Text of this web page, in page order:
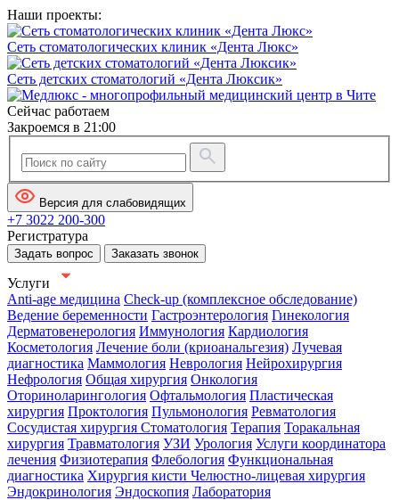
Наши проекты:
Сеть стоматологических клиник «Дента Люкс»
Сеть детских стоматологий «Дента Люксик»
Сейчас работаем
Закроемся в 21:00
Версия для слабовидящих
+7 3022 200-300
Регистратура
Задать вопрос Заказать звонок
Услуги
Anti-age медицина Check-up (комплексное обследование)
Ведение беременности Гастроэнтерология Гинекология
Дерматовенерология Иммунология Кардиология
Косметология Лечение боли (криоанальгезия) Лучевая
диагностика Маммология Неврология Нейрохирургия
Нефрология Общая хирургия Онкология
Оториноларингология Офтальмология Пластическая
хирургия Проктология Пульмонология Ревматология
Сосудистая хирургия Стоматология Терапия Торакальная
хирургия Травматология УЗИ Урология Услуги координатора
лечения Физиотерапия Флебология Функциональная
диагностика Хирургия кисти Челюстно-лицевая хирургия
Эндокринология Эндоскопия Лаборатория